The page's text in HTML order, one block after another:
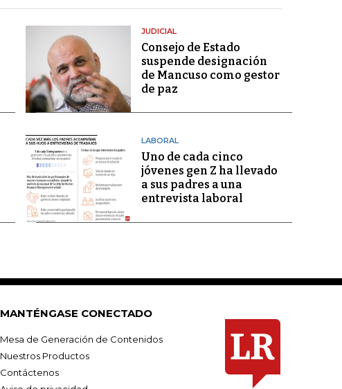
JUDICIAL
Consejo de Estado
suspende designación
de Mancuso como gestor
de paz
LABORAL
Uno de cada cinco
jóvenes gen Z ha llevado
a sus padres a una
entrevista laboral
MANTÉNGASE CONECTADO
Mesa de Generación de Contenidos
Nuestros Productos
Contáctenos